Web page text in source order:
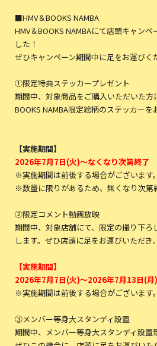
■HMV＆BOOKS NAMBA
HMV＆BOOKS NAMBAにて店頭キャン
した！
ぜひキャンペーン期間中に足をお運びく
①限定特典ステッカープレゼント
期間中、対象商品をご購入いただいた方
BOOKS NAMBA限定絵柄のステッカーを
【実施期間】
2026年7月7日(火)～なくなり次第終了
※実施期間は前後する場合がございます。
※数量に限りがあるため、無くなり次第
②限定コメント動画放映
期間中、対象店舗にて、限定の撮り下ろ
します。ぜひ店頭に足をお運びいただき
【実施期間】
2026年7月7日(火)～2026年7月13日(月)
※実施期間は前後する場合がございます。
③メンバー等身大スタンディ設置
期間中、メンバー等身大スタンディ設置